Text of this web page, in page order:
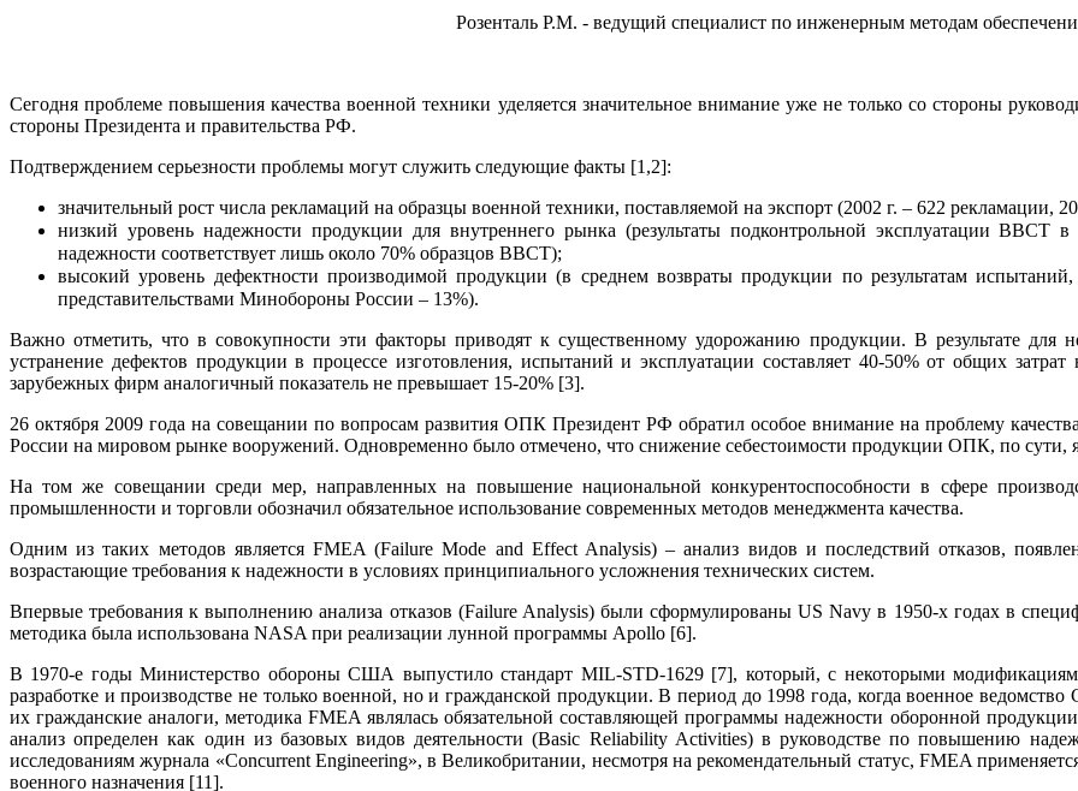
Розенталь Р.М. - ведущий специалист по инженерным методам
Сегодня проблеме повышения качества военной техники уделяется значительное внимание уже не только со стороны
стороны Президента и правительства РФ.
Подтверждением серьезности проблемы могут служить следующие факты [1,2]:
значительный рост числа рекламаций на образцы военной техники, поставляемой на экспорт (2002 г. – 622 рекламации,
низкий уровень надежности продукции для внутреннего рынка (результаты подконтрольной эксплуатации ВВСТ
надежности соответствует лишь около 70% образцов ВВСТ);
высокий уровень дефектности производимой продукции (в среднем возвраты продукции по результатам
представительствами Минобороны России – 13%).
Важно отметить, что в совокупности эти факторы приводят к существенному удорожанию продукции. В результате для
устранение дефектов продукции в процессе изготовления, испытаний и эксплуатации составляет 40-50% от общих
зарубежных фирм аналогичный показатель не превышает 15-20% [3].
26 октября 2009 года на совещании по вопросам развития ОПК Президент РФ обратил особое внимание на проблему
России на мировом рынке вооружений. Одновременно было отмечено, что снижение себестоимости продукции ОПК, по сути,
На том же совещании среди мер, направленных на повышение национальной конкурентоспособности в сфере
промышленности и торговли обозначил обязательное использование современных методов менеджмента качества.
Одним из таких методов является FMEA (Failure Mode and Effect Analysis) – анализ видов и последствий отказов,
возрастающие требования к надежности в условиях принципиального усложнения технических систем.
Впервые требования к выполнению анализа отказов (Failure Analysis) были сформулированы US Navy в 1950-х годах в
методика была использована NASA при реализации лунной программы Apollo [6].
В 1970-е годы Министерство обороны США выпустило стандарт MIL-STD-1629 [7], который, с некоторыми
разработке и производстве не только военной, но и гражданской продукции. В период до 1998 года, когда военное
их гражданские аналоги, методика FMEA являлась обязательной составляющей программы надежности оборонной
анализ определен как один из базовых видов деятельности (Basic Reliability Activities) в руководстве по повышению
исследованиям журнала «Concurrent Engineering», в Великобритании, несмотря на рекомендательный статус, FMEA
военного назначения [11].